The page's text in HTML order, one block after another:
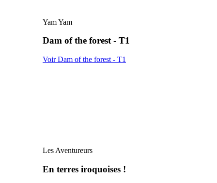
Yam Yam
Dam of the forest - T1
Voir Dam of the forest - T1
Les Aventureurs
En terres iroquoises !